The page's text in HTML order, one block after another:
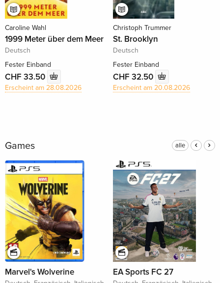
Caroline Wahl
1999 Meter über dem Meer
Deutsch
Fester Einband
CHF 33.50
Erscheint am 28.08.2026
Christoph Trummer
St. Brooklyn
Deutsch
Fester Einband
CHF 32.50
Erscheint am 20.08.2026
Games alle
Marvel's Wolverine EA Sports FC 27